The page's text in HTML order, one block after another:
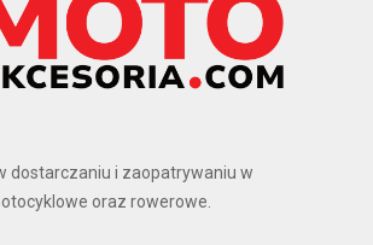
dostarczaniu i zaopatrywaniu w
oraz rowerowe.